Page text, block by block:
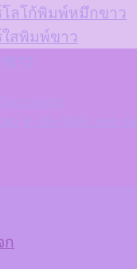
โลโก้พิมพ์หมึกขาว
ใสพิมพ์ขาว
าว